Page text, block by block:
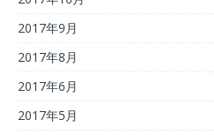
2017年9月
2017年8月
2017年6月
2017年5月